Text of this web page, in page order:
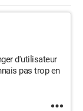
d'utilisateur
pas trop en